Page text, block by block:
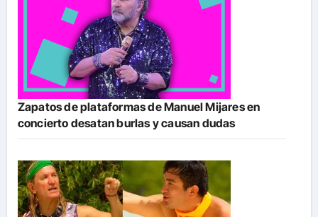
Zapatos de plataformas de Manuel Mijares en
concierto desatan burlas y causan dudas